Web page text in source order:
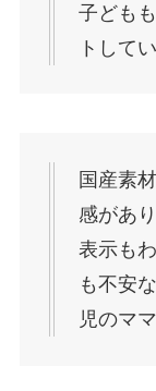
子ども
トして
国産素
感があ
表示も
も不安
児のママ